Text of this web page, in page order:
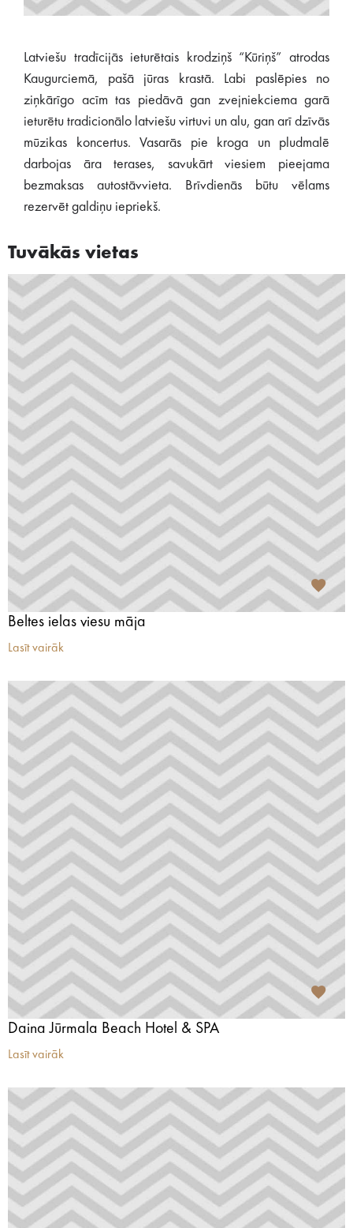
Latviešu tradīcijās ieturētais krodziņš “Kūriņš” atrodas
Kaugurciemā, pašā jūras krastā. Labi paslēpies no
ziņkārīgo acīm tas piedāvā gan zvejniekciema garā
ieturētu tradicionālo latviešu virtuvi un alu, gan arī dzīvās
mūzikas koncertus. Vasarās pie kroga un pludmalē
darbojas āra terases, savukārt viesiem pieejama
bezmaksas autostāvvieta. Brīvdienās būtu vēlams
rezervēt galdiņu iepriekš.
Tuvākās vietas
Beltes ielas viesu māja
Lasīt vairāk
Daina Jūrmala Beach Hotel & SPA
Lasīt vairāk